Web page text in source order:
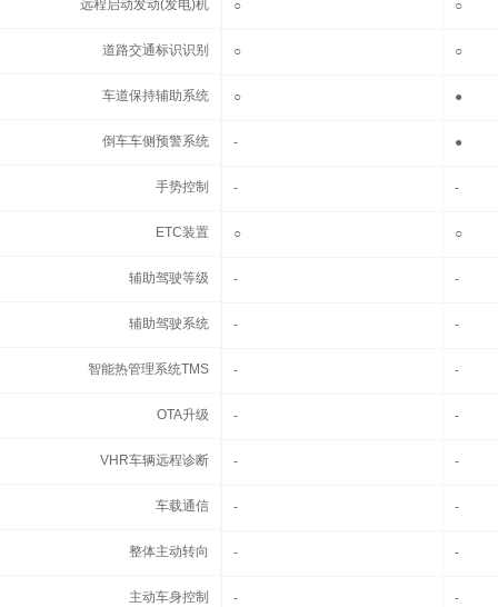
远程启动发动(发电)机 ○ ○
道路交通标识识别 ○ ○
车道保持辅助系统 ○ ●
倒车车侧预警系统 - ●
手势控制 - -
ETC装置 ○ ○
辅助驾驶等级 - -
辅助驾驶系统 - -
智能热管理系统TMS - -
OTA升级 - -
VHR车辆远程诊断 - -
车载通信 - -
整体主动转向 - -
主动车身控制 - -
远程启动发动(发电)机
道路交通标识识别
车道保持辅助系统
倒车车侧预警系统
手势控制
ETC装置
辅助驾驶等级
辅助驾驶系统
智能热管理系统TMS
OTA升级
VHR车辆远程诊断
车载通信
整体主动转向
主动车身控制